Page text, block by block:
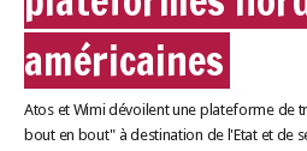
LES GUIDES PRATIQUES
LES BASES
L'ESPACE EMPLOII
TEST 4
L'ANNUAIRE DES ACTEURS
américaines
Atos et Wimi dévoilent une plateforme de
bout en bout" à destination de l'Etat et de